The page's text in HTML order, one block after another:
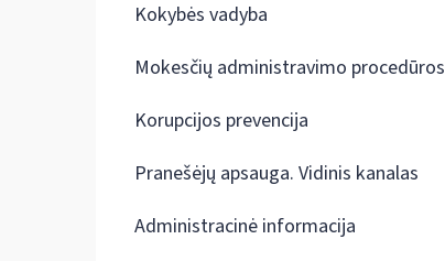
Kokybės vadyba
Mokesčių administravimo procedūros
Korupcijos prevencija
Pranešėjų apsauga. Vidinis kanalas
Administracinė informacija